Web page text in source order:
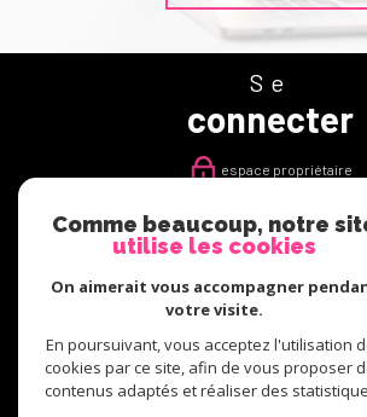
Se
connecter
espace propriétaire
Nous
suivre
Nous
Comme beaucoup, notre
utilise les cookies
On aimerait vous accompagner
votre visite.
En poursuivant, vous acceptez l'utilisation
cookies par ce site, afin de vous proposer
contenus adaptés et réaliser des